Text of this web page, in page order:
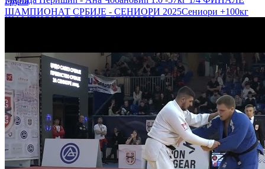
ШАМПИОНАТ СРБИЈЕ СЕНИОРИ
Никола Ћировић - Огњен Савић 1:0 -90кг 1. КРУГ
ШАМПИОНАТ СРБИЈЕ СЕНИОРИ
Алекса Бубало - Василије Грујичић 0:1 -81кг 1/2 ФИНАЛЕ
ШАМПИОНАТ СРБИЈЕ - СЕНИОРИ 2025Сениори +100кг